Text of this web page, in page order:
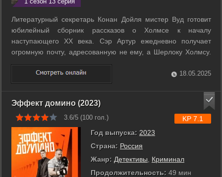
Литературный секретарь Конан Дойля мистер Вуд готовит
юбилейный сборник рассказов о Холмсе к началу
наступающего XX века. Сэр Артур ежедневно получает
огромную почту, адресованную не ему, а Шерлоку Холмсу.
Однажды приходит письмо с мольбой о помощи, и Дойль
начинает расследование. ...
18.05.2025
Эффект домино (2023)
3.6/5 (100 гол.)
Год выпуска: 2023
Страна: Россия
Жанр: Детективы
Криминал
Продолжительность: 49 мин
KP 7.1